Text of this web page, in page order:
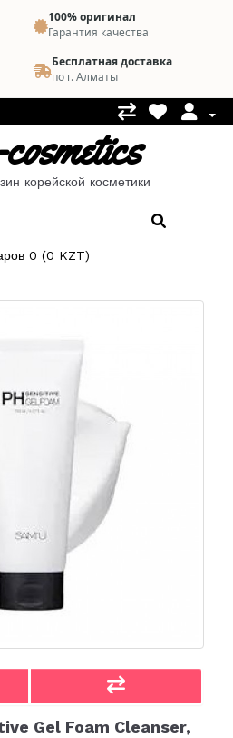
100% оригинал
Гарантия качества
Бесплатная доставка
по г. Алматы
корейской косметики
0 (0 KZT)
Gel Foam Cleanser,